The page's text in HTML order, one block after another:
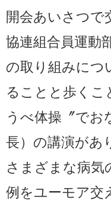
開会あいさつで
協連組合員運動
の取り組みにつ
ることと歩くこ
うべ体操〞でお
長）の講演があ
さまざまな病気
例をユーモア交